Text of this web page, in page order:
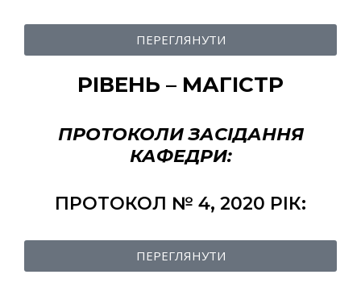
ПЕРЕГЛЯНУТИ
РІВЕНЬ – МАГІСТР
ПРОТОКОЛИ ЗАСІДАННЯ
КАФЕДРИ:
ПРОТОКОЛ № 4, 2020 РІК:
ПЕРЕГЛЯНУТИ